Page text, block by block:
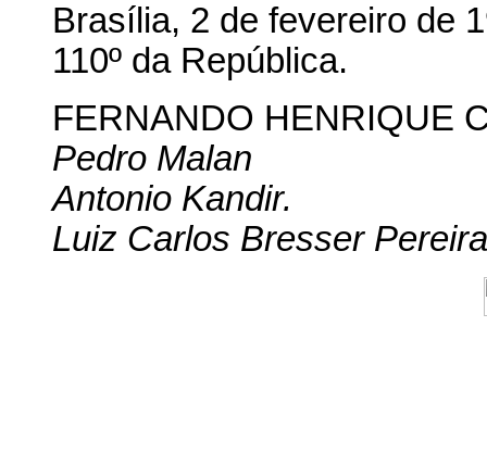
Brasília, 2 de fevereiro de
110º da República.
FERNANDO HENRIQUE
Pedro Malan
Antonio Kandir.
Luiz Carlos Bresser Pereira